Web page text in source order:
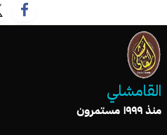
القامشلي
منذ ١٩٩٩ مستمرون